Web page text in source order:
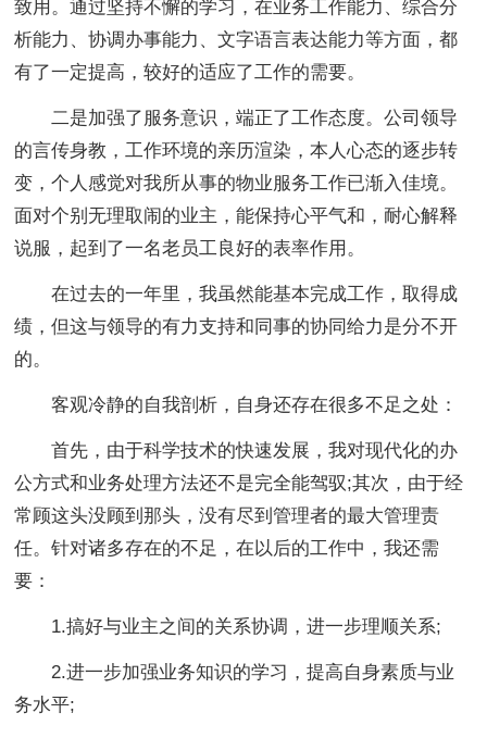
致用。通过坚持不懈的学习，在业务工作能力、综合分
析能力、协调办事能力、文字语言表达能力等方面，都
有了一定提高，较好的适应了工作的需要。
二是加强了服务意识，端正了工作态度。公司领导
的言传身教，工作环境的亲历渲染，本人心态的逐步转
变，个人感觉对我所从事的物业服务工作已渐入佳境。
面对个别无理取闹的业主，能保持心平气和，耐心解释
说服，起到了一名老员工良好的表率作用。
在过去的一年里，我虽然能基本完成工作，取得成
绩，但这与领导的有力支持和同事的协同给力是分不开
的。
客观冷静的自我剖析，自身还存在很多不足之处：
首先，由于科学技术的快速发展，我对现代化的办
公方式和业务处理方法还不是完全能驾驭;其次，由于经
常顾这头没顾到那头，没有尽到管理者的最大管理责
任。针对诸多存在的不足，在以后的工作中，我还需
要：
1.搞好与业主之间的关系协调，进一步理顺关系;
2.进一步加强业务知识的学习，提高自身素质与业
务水平;